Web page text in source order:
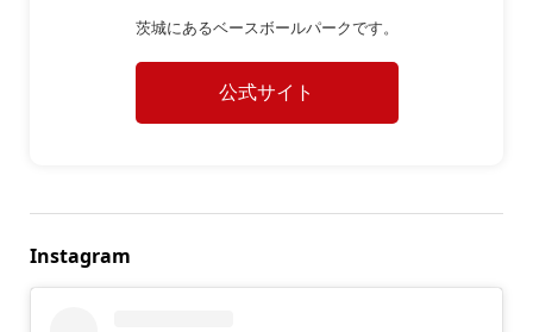
茨城にあるベースボールパークです。
公式サイト
Instagram